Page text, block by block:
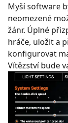
Myší software
neomezené
žánr. Úplné
hráče, uložit a
konfigurovat
Vítězství bude